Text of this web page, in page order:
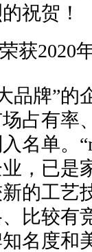
祝贺！
品牌”的
占有率
名单。
，已是
的工艺
比较有
名度和